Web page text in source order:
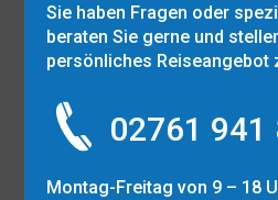
Sie haben Fragen oder
beraten Sie gerne und
persönliches Reiseangebot
02761 941
Montag-Freitag von 9 – 18